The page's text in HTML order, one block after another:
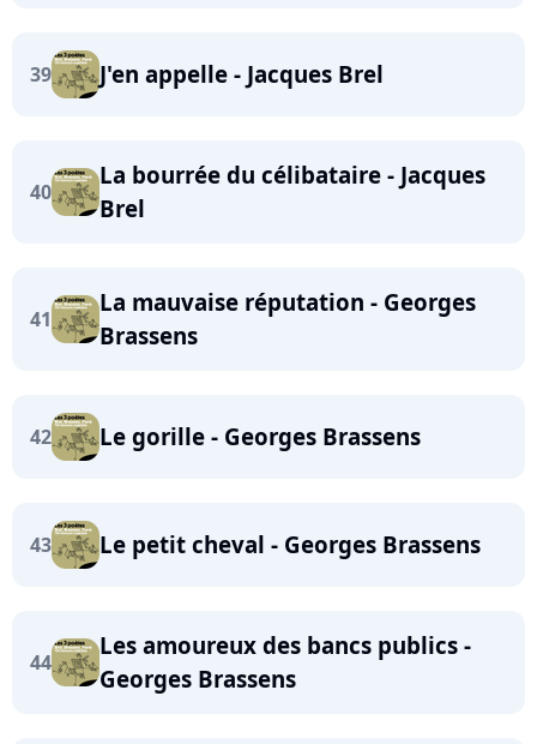
39 J'en appelle - Jacques Brel
40
La bourrée du célibataire - Jacques
Brel
41
La mauvaise réputation - Georges
Brassens
42 Le gorille - Georges Brassens
43 Le petit cheval - Georges Brassens
44
Les amoureux des bancs publics -
Georges Brassens